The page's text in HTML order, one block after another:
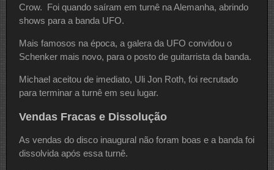
Crow. Foi quando saíram em turnê na Alemanha, abrindo
shows para a banda UFO.
Mais famosos na época, a galera da UFO convidou o
Schenker mais novo, para o posto de guitarrista da banda.
Michael aceitou de imediato, Uli Jon Roth, foi recrutado
para terminar a turnê em seu lugar.
Vendas Fracas e Dissolução
As vendas do disco inaugural não foram boas e a banda foi
dissolvida após essa turnê.